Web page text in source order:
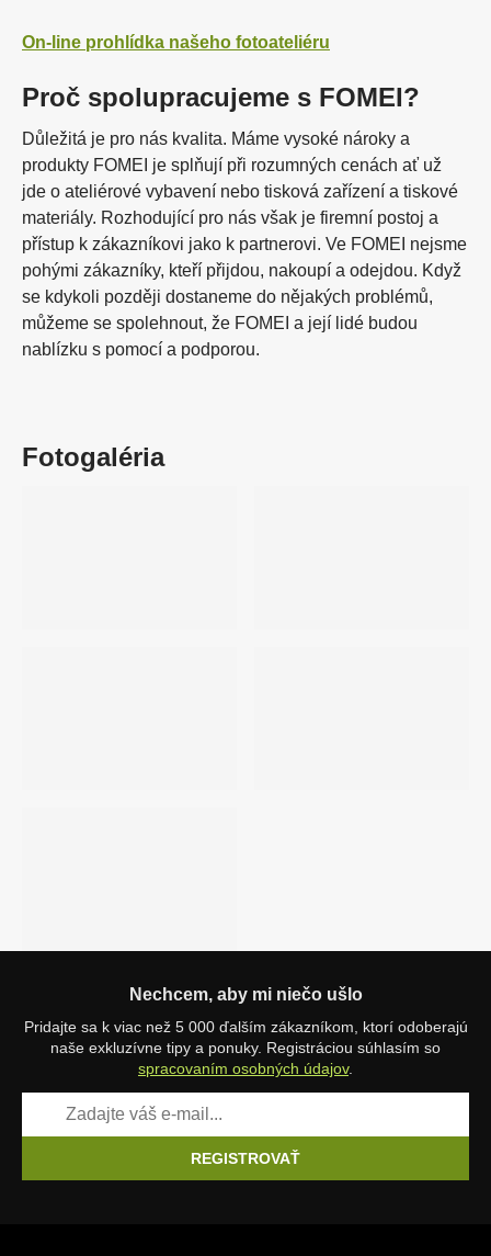
On-line prohlídka našeho fotoateliéru
Proč spolupracujeme s FOMEI?
Důležitá je pro nás kvalita. Máme vysoké nároky a
produkty FOMEI je splňují při rozumných cenách ať už
jde o ateliérové vybavení nebo tisková zařízení a tiskové
materiály. Rozhodující pro nás však je firemní postoj a
přístup k zákazníkovi jako k partnerovi. Ve FOMEI nejsme
pohými zákazníky, kteří přijdou, nakoupí a odejdou. Když
se kdykoli později dostaneme do nějakých problémů,
můžeme se spolehnout, že FOMEI a její lidé budou
nablízku s pomocí a podporou.
Fotogaléria
Nechcem, aby mi niečo ušlo
Pridajte sa k viac než 5 000 ďalším zákazníkom, ktorí odoberajú
naše exkluzívne tipy a ponuky. Registráciou súhlasím so
spracovaním osobných údajov.
REGISTROVAŤ